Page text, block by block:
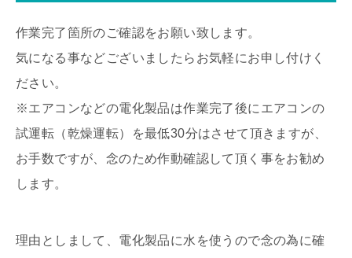
作業完了箇所のご確認をお願い致します。
気になる事などございましたらお気軽にお申し付けく
ださい。
※エアコンなどの電化製品は作業完了後にエアコンの
試運転（乾燥運転）を最低30分はさせて頂きますが、
お手数ですが、念のため作動確認して頂く事をお勧め
します。
理由としまして、電化製品に水を使うので念の為に確